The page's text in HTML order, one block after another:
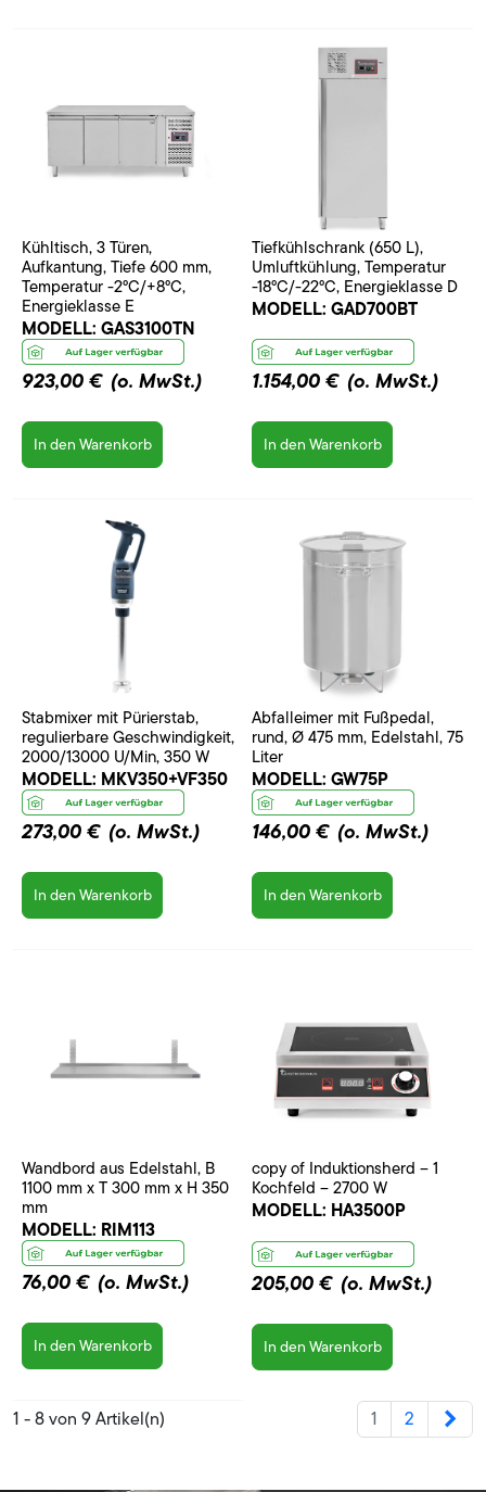
Kühltisch, 3 Türen,
Aufkantung, Tiefe 600 mm,
Temperatur -2°C/+8°C,
Energieklasse E
MODELL: GAS3100TN
923,00 € (o. MwSt.)
In den Warenkorb
Tiefkühlschrank (650 L),
Umluftkühlung, Temperatur
-18°C/-22°C, Energieklasse D
MODELL: GAD700BT
1.154,00 € (o. MwSt.)
In den Warenkorb
Stabmixer mit Pürierstab,
regulierbare Geschwindigkeit,
2000/13000 U/Min, 350 W
MODELL: MKV350+VF350
273,00 € (o. MwSt.)
In den Warenkorb
Abfalleimer mit Fußpedal,
rund, Ø 475 mm, Edelstahl, 75
Liter
MODELL: GW75P
146,00 € (o. MwSt.)
In den Warenkorb
Wandbord aus Edelstahl, B
1100 mm x T 300 mm x H 350
mm
MODELL: RIM113
76,00 € (o. MwSt.)
In den Warenkorb
copy of Induktionsherd – 1
Kochfeld – 2700 W
MODELL: HA3500P
205,00 € (o. MwSt.)
In den Warenkorb
1 - 8 von 9 Artikel(n) 1 2